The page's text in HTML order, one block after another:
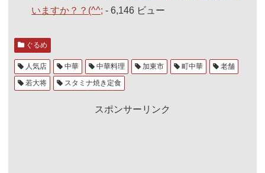
いますか？？(^^; - 6,146 ビュー
ぐるめ
人気店 中華 中華料理 加東市 町中華
老舗
若大将
スタミナ焼き定食
スポンサーリンク